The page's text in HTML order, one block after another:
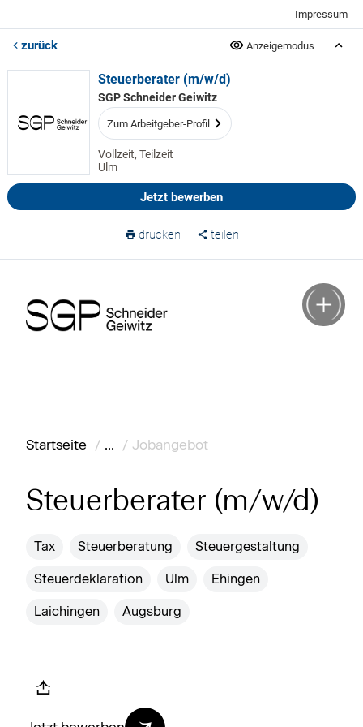
Impressum
zurück Anzeigemodus
Steuerberater (m/w/d)
SGP Schneider Geiwitz
Zum Arbeitgeber-Profil
Vollzeit, Teilzeit
Ulm
Jetzt bewerben
drucken teilen